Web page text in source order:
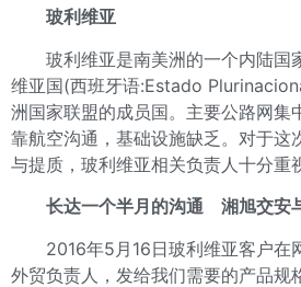
玻利维亚
玻利维亚是南美洲的一个内陆国
维亚国(西班牙语:Estado
洲国家联盟的成员国。主要公路网集
靠航空沟通，基础设施缺乏。对于这
与提质，玻利维亚相关负责人十分重
长达一个半月的沟通 湘旭交安
2016年5月16日玻利维亚客户在
外贸负责人，发给我们需要的产品规